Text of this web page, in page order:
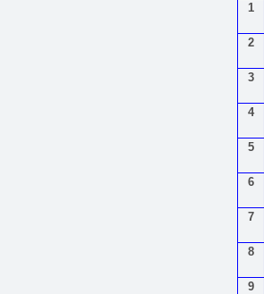
1
2
3
4
5
6
7
8
9